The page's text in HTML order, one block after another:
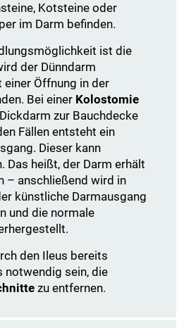
Kotsteine oder
im Darm befinden.
ist die
der Dünndarm
Öffnung in der
Bei einer Kolostomie
zur Bauchdecke
Fällen entsteht ein
Dieser kann
Das heißt, der Darm erhält
– anschließend wird in
künstliche Darmausgang
und die normale
den Ileus bereits
notwendig sein, die
zu entfernen.